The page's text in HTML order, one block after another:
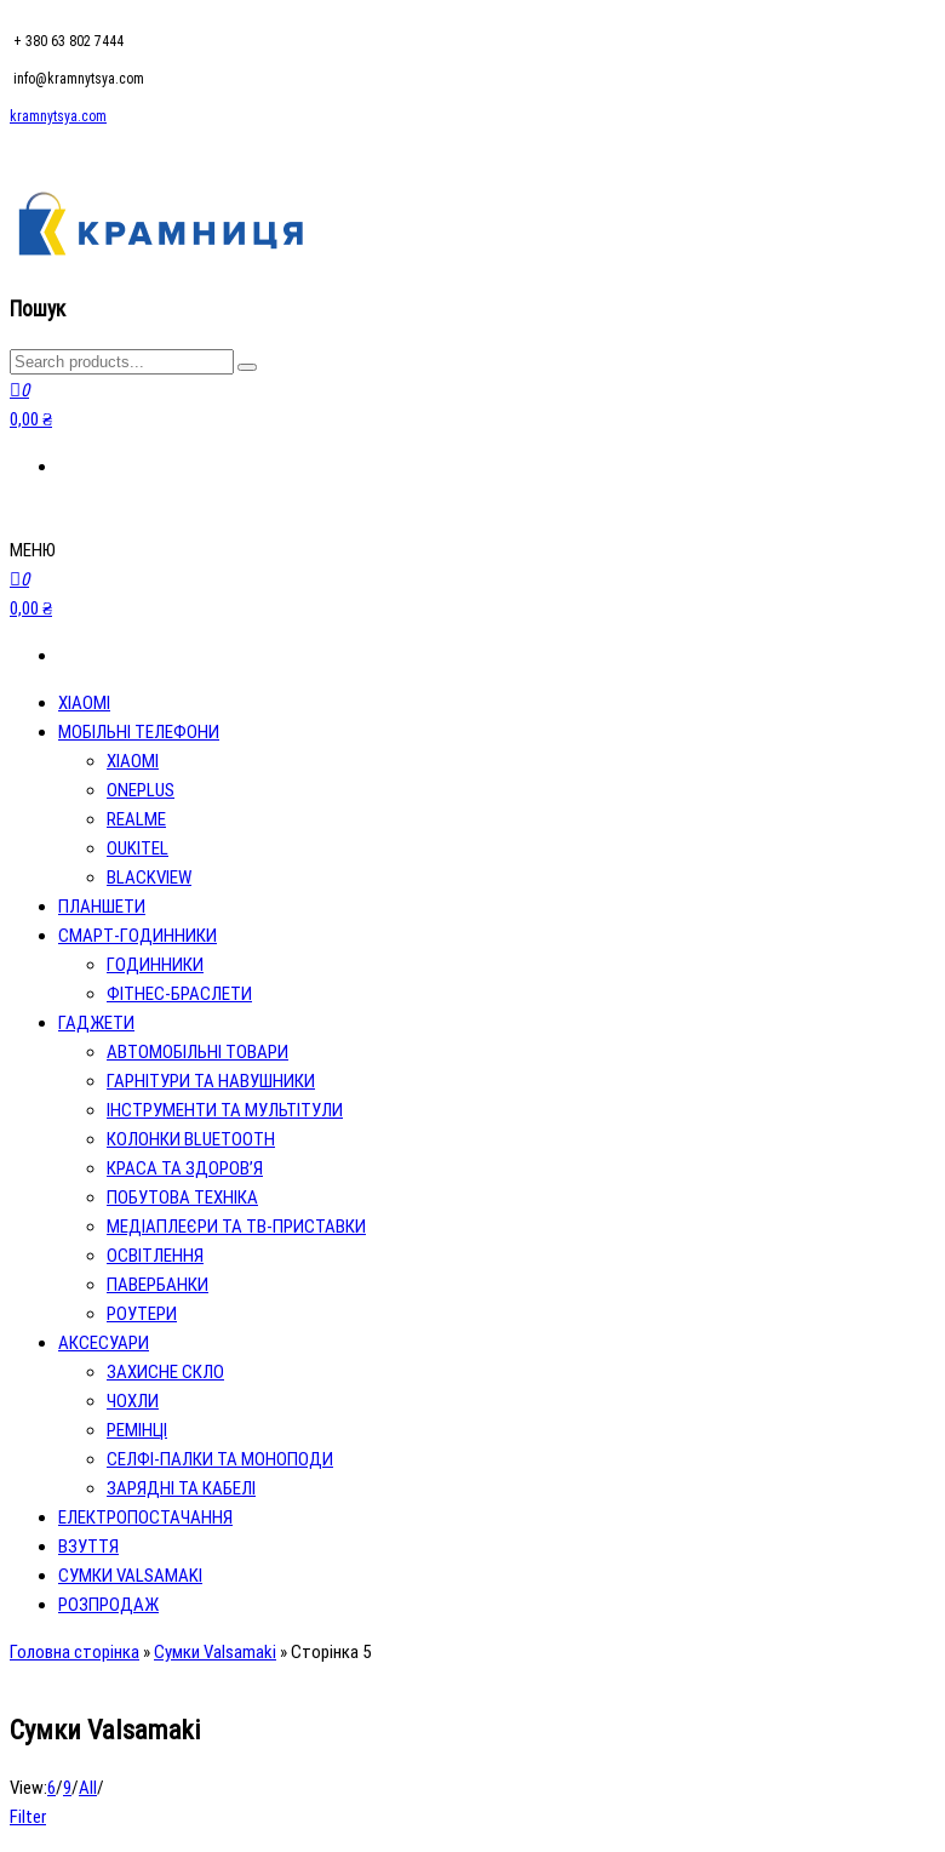
+ 380 63 802 7444
info@kramnytsya.com
kramnytsya.com
kramnytsya.com
Розумний вибір
Пошук
0
0,00 ₴
МЕНЮ
0
0,00 ₴
XIAOMI
МОБІЛЬНІ ТЕЛЕФОНИ
XIAOMI
ONEPLUS
REALME
OUKITEL
BLACKVIEW
ПЛАНШЕТИ
СМАРТ-ГОДИННИКИ
ГОДИННИКИ
ФІТНЕС-БРАСЛЕТИ
ГАДЖЕТИ
АВТОМОБІЛЬНІ ТОВАРИ
ГАРНІТУРИ ТА НАВУШНИКИ
ІНСТРУМЕНТИ ТА МУЛЬТІТУЛИ
КОЛОНКИ BLUETOOTH
КРАСА ТА ЗДОРОВ’Я
ПОБУТОВА ТЕХНІКА
МЕДІАПЛЕЄРИ ТА ТВ-ПРИСТАВКИ
ОСВІТЛЕННЯ
ПАВЕРБАНКИ
РОУТЕРИ
АКСЕСУАРИ
ЗАХИСНЕ СКЛО
ЧОХЛИ
РЕМІНЦІ
СЕЛФІ-ПАЛКИ ТА МОНОПОДИ
ЗАРЯДНІ ТА КАБЕЛІ
ЕЛЕКТРОПОСТАЧАННЯ
ВЗУТТЯ
СУМКИ VALSAMAKI
РОЗПРОДАЖ
Головна сторінка »Сумки Valsamaki »Сторінка 5
Сумки Valsamaki
View:6/9/All /
Filter